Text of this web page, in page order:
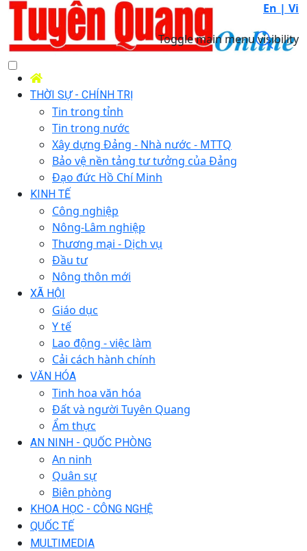
En | Vi
Toggle main menu visibility
THỜI SỰ - CHÍNH TRỊ
Tin trong tỉnh
Tin trong nước
Xây dựng Đảng - Nhà nước - MTTQ
Bảo vệ nền tảng tư tưởng của Đảng
Đạo đức Hồ Chí Minh
KINH TẾ
Công nghiệp
Nông-Lâm nghiệp
Thương mại - Dịch vụ
Đầu tư
Nông thôn mới
XÃ HỘI
Giáo dục
Y tế
Lao động - việc làm
Cải cách hành chính
VĂN HÓA
Tinh hoa văn hóa
Đất và người Tuyên Quang
Ẩm thực
AN NINH - QUỐC PHÒNG
An ninh
Quân sự
Biên phòng
KHOA HỌC - CÔNG NGHỆ
QUỐC TẾ
MULTIMEDIA